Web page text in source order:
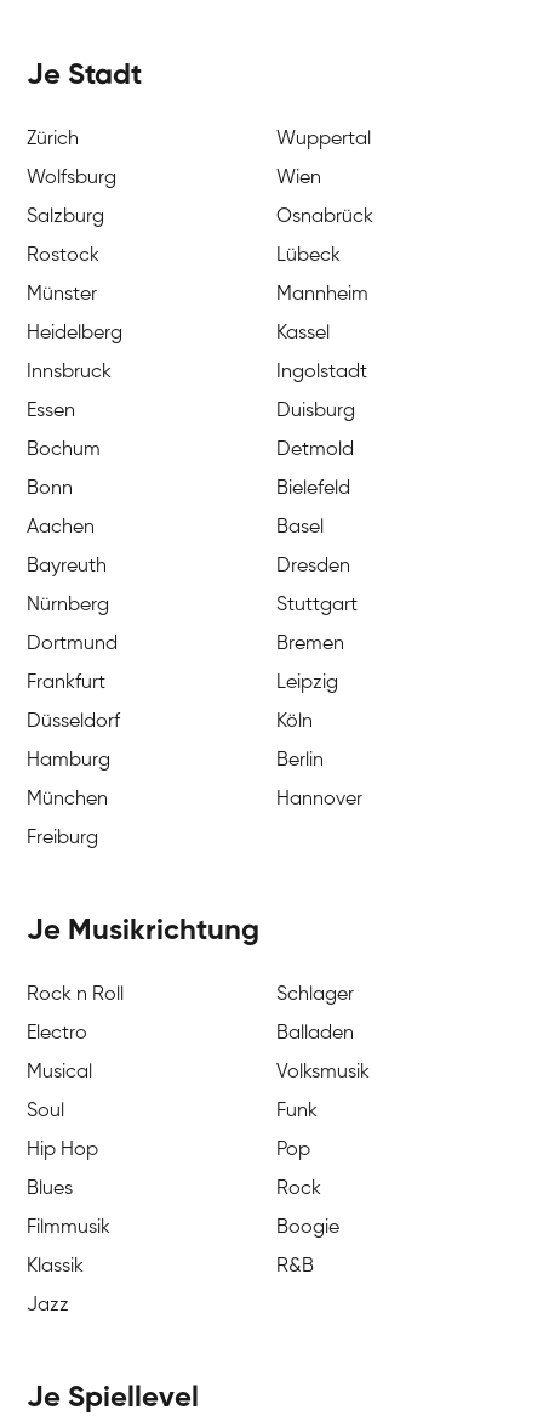
Je Stadt
Zürich
Wuppertal
Wolfsburg
Wien
Salzburg
Osnabrück
Rostock
Lübeck
Münster
Mannheim
Heidelberg
Kassel
Innsbruck
Ingolstadt
Essen
Duisburg
Bochum
Detmold
Bonn
Bielefeld
Aachen
Basel
Bayreuth
Dresden
Nürnberg
Stuttgart
Dortmund
Bremen
Frankfurt
Leipzig
Düsseldorf
Köln
Hamburg
Berlin
München
Hannover
Freiburg
Je Musikrichtung
Rock n Roll
Schlager
Electro
Balladen
Musical
Volksmusik
Soul
Funk
Hip Hop
Pop
Blues
Rock
Filmmusik
Boogie
Klassik
R&B
Jazz
Je Spiellevel